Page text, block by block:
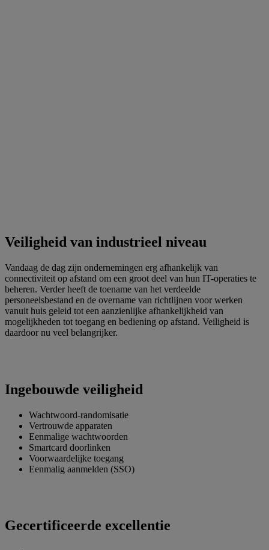
Veiligheid van industrieel niveau
Vandaag de dag zijn ondernemingen erg afhankelijk van
connectiviteit op afstand om een groot deel van hun IT-operaties te
beheren. Verder heeft de toename van het verdeelde
personeelsbestand en de overname van richtlijnen voor werken
vanuit huis geleid tot een aanzienlijke afhankelijkheid van
mogelijkheden tot toegang en bediening op afstand. Veiligheid is
daardoor nu veel belangrijker.
Ingebouwde veiligheid
Wachtwoord-randomisatie
Vertrouwde apparaten
Eenmalige wachtwoorden
Smartcard doorlinken
Voorwaardelijke toegang
Eenmalig aanmelden (SSO)
Gecertificeerde excellentie